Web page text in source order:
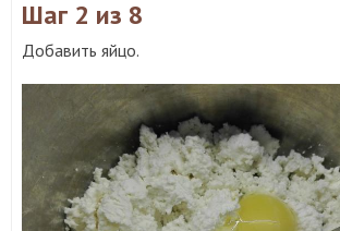
Шаг 2 из 8
Добавить яйцо.